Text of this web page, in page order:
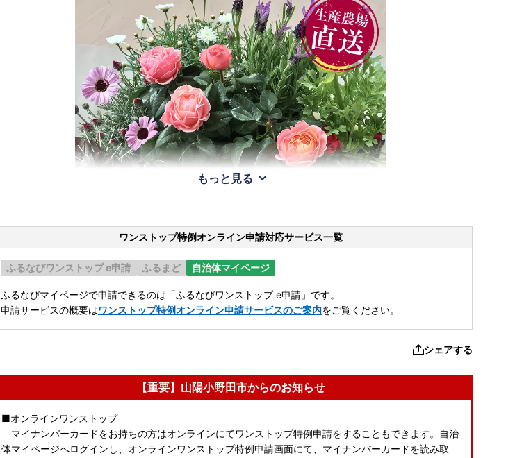
もっと見る
ワンストップ特例オンライン申請対応サービス一覧
ふるなびワンストップ e申請 ふるまど 自治体マイページ
ふるなびマイページで申請できるのは「ふるなびワンストップ e申請」です。
申請サービスの概要はワンストップ特例オンライン申請サービスのご案内をご覧ください。
シェアする
【重要】山陽小野田市からのお知らせ
■オンラインワンストップ
マイナンバーカードをお持ちの方はオンラインにてワンストップ特例申請をすることもできます。自治
体マイページへログインし、オンラインワンストップ特例申請画面にて、マイナンバーカードを読み取